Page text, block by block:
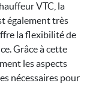
VTC, la
également très
la flexibilité de
Grâce à cette
les aspects
nécessaires pour